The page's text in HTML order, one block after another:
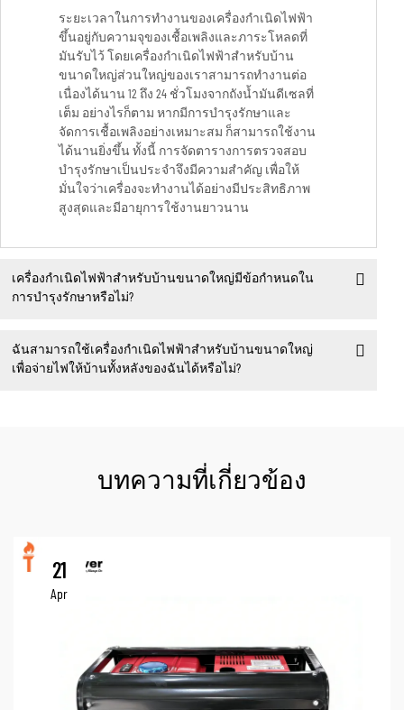
ระยะเวลาในการทำงานของเครื่องกำเนิดไฟฟ้า
ขึ้นอยู่กับความจุของเชื้อเพลิงและภาระโหลดที่
มันรับไว้ โดยเครื่องกำเนิดไฟฟ้าสำหรับบ้าน
ขนาดใหญ่ส่วนใหญ่ของเราสามารถทำงานต่อ
เนื่องได้นาน 12 ถึง 24 ชั่วโมงจากถังน้ำมันดีเซลที่
เต็ม อย่างไรก็ตาม หากมีการบำรุงรักษาและ
จัดการเชื้อเพลิงอย่างเหมาะสม ก็สามารถใช้งาน
ได้นานยิ่งขึ้น ทั้งนี้ การจัดตารางการตรวจสอบ
บำรุงรักษาเป็นประจำจึงมีความสำคัญ เพื่อให้
มั่นใจว่าเครื่องจะทำงานได้อย่างมีประสิทธิภาพ
สูงสุดและมีอายุการใช้งานยาวนาน
เครื่องกำเนิดไฟฟ้าสำหรับบ้านขนาดใหญ่มีข้อกำหนดใน
การบำรุงรักษาหรือไม่?
ฉันสามารถใช้เครื่องกำเนิดไฟฟ้าสำหรับบ้านขนาดใหญ่
เพื่อจ่ายไฟให้บ้านทั้งหลังของฉันได้หรือไม่?
บทความที่เกี่ยวข้อง
21
Apr